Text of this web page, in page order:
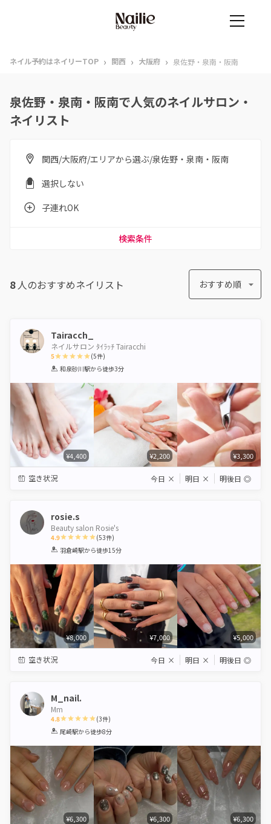
ネイル予約はネイリーTOP › 関西 › 大阪府 › 泉佐野・泉南・阪南
泉佐野・泉南・阪南で人気のネイルサロン・
ネイリスト
関西/大阪府/エリアから選ぶ/泉佐野・泉南・阪南
選択しない
子連れOK
検索条件
8人のおすすめネイリスト おすすめ順
Tairacch_
ネイルサロン ﾀｲﾗｯﾁ Tairacchi
5
1 2 3 4 5
(5件)
和泉砂川駅から徒歩3分
¥4,400 ¥2,200 ¥3,300
空き状況 今日 × 明日 × 明後日 ◎
rosie.s
Beauty salon Rosie's
4.9
1 2 3 4 5
(53件)
羽倉崎駅から徒歩15分
¥8,000 ¥7,000 ¥5,000
空き状況 今日 × 明日 × 明後日 ◎
M_nail.
Mm
4.8
1 2 3 4 5
(3件)
尾崎駅から徒歩8分
¥6,300 ¥6,300 ¥6,300